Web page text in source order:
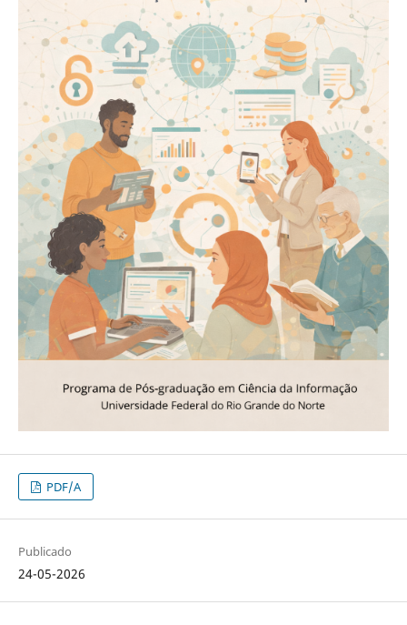
PDF/A
Publicado
24-05-2026